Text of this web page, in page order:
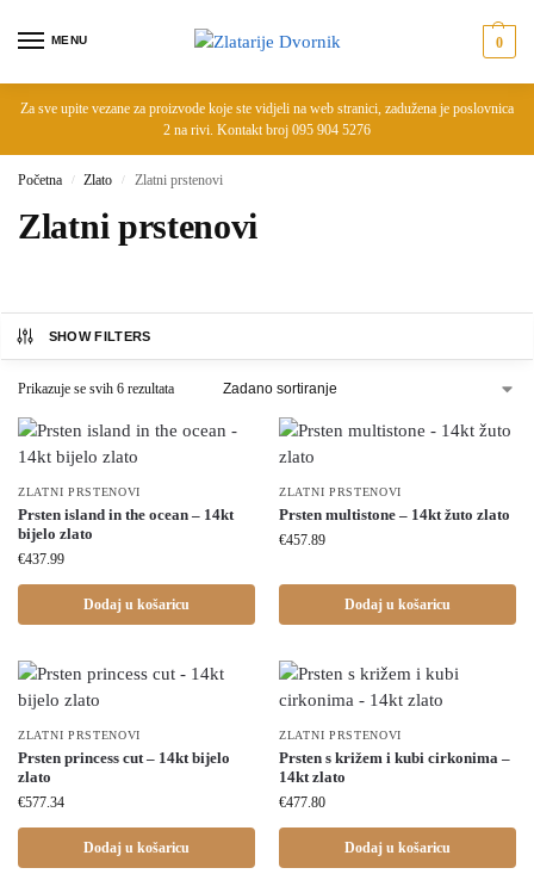
MENU 0
Za sve upite vezane za proizvode koje ste vidjeli na web stranici, zadužena je poslovnica
2 na rivi. Kontakt broj 095 904 5276
Početna / Zlato / Zlatni prstenovi
Zlatni prstenovi
SHOW FILTERS
Prikazuje se svih 6 rezultata
ZLATNI PRSTENOVI
Prsten island in the ocean – 14kt
bijelo zlato
€437.99
Dodaj u košaricu
ZLATNI PRSTENOVI
Prsten multistone – 14kt žuto zlato
€457.89
Dodaj u košaricu
ZLATNI PRSTENOVI
Prsten princess cut – 14kt bijelo
zlato
€577.34
Dodaj u košaricu
ZLATNI PRSTENOVI
Prsten s križem i kubi cirkonima –
14kt zlato
€477.80
Dodaj u košaricu